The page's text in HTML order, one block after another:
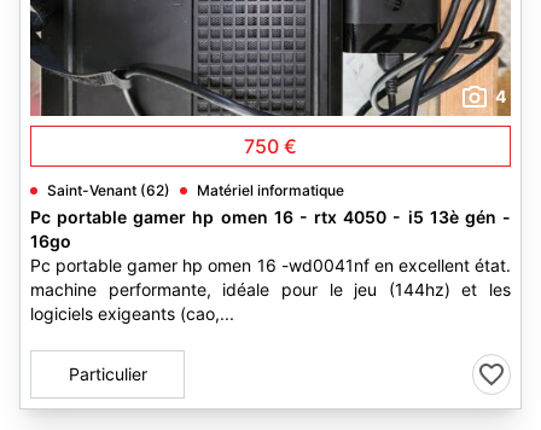
4
750 €
Saint-Venant (62) Matériel informatique
Pc portable gamer hp omen 16 - rtx 4050 - i5 13è gén -
16go
Pc portable gamer hp omen 16 -wd0041nf en excellent état.
machine performante, idéale pour le jeu (144hz) et les
logiciels exigeants (cao,...
Particulier